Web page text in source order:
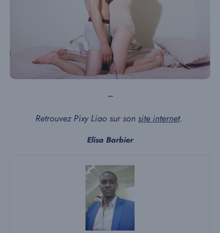
–
Retrouvez Pixy Liao sur son site internet.
Elisa Barbier